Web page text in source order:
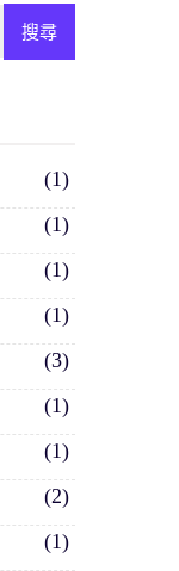
(1)
(1)
(1)
(1)
(3)
(1)
(1)
(2)
(1)